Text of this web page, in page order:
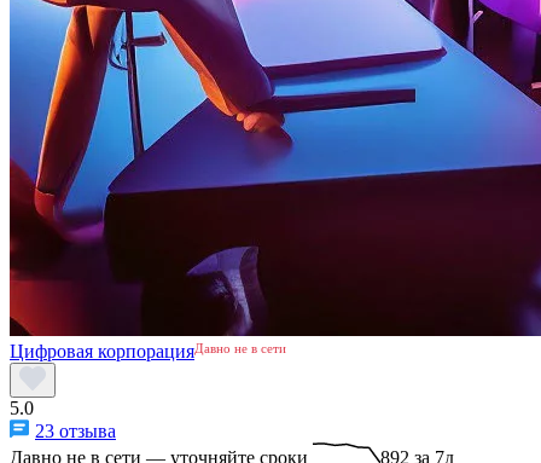
Цифровая корпорацияДавно не в сети
5.0
23 отзыва
Давно не в сети — уточняйте сроки
892 за 7д